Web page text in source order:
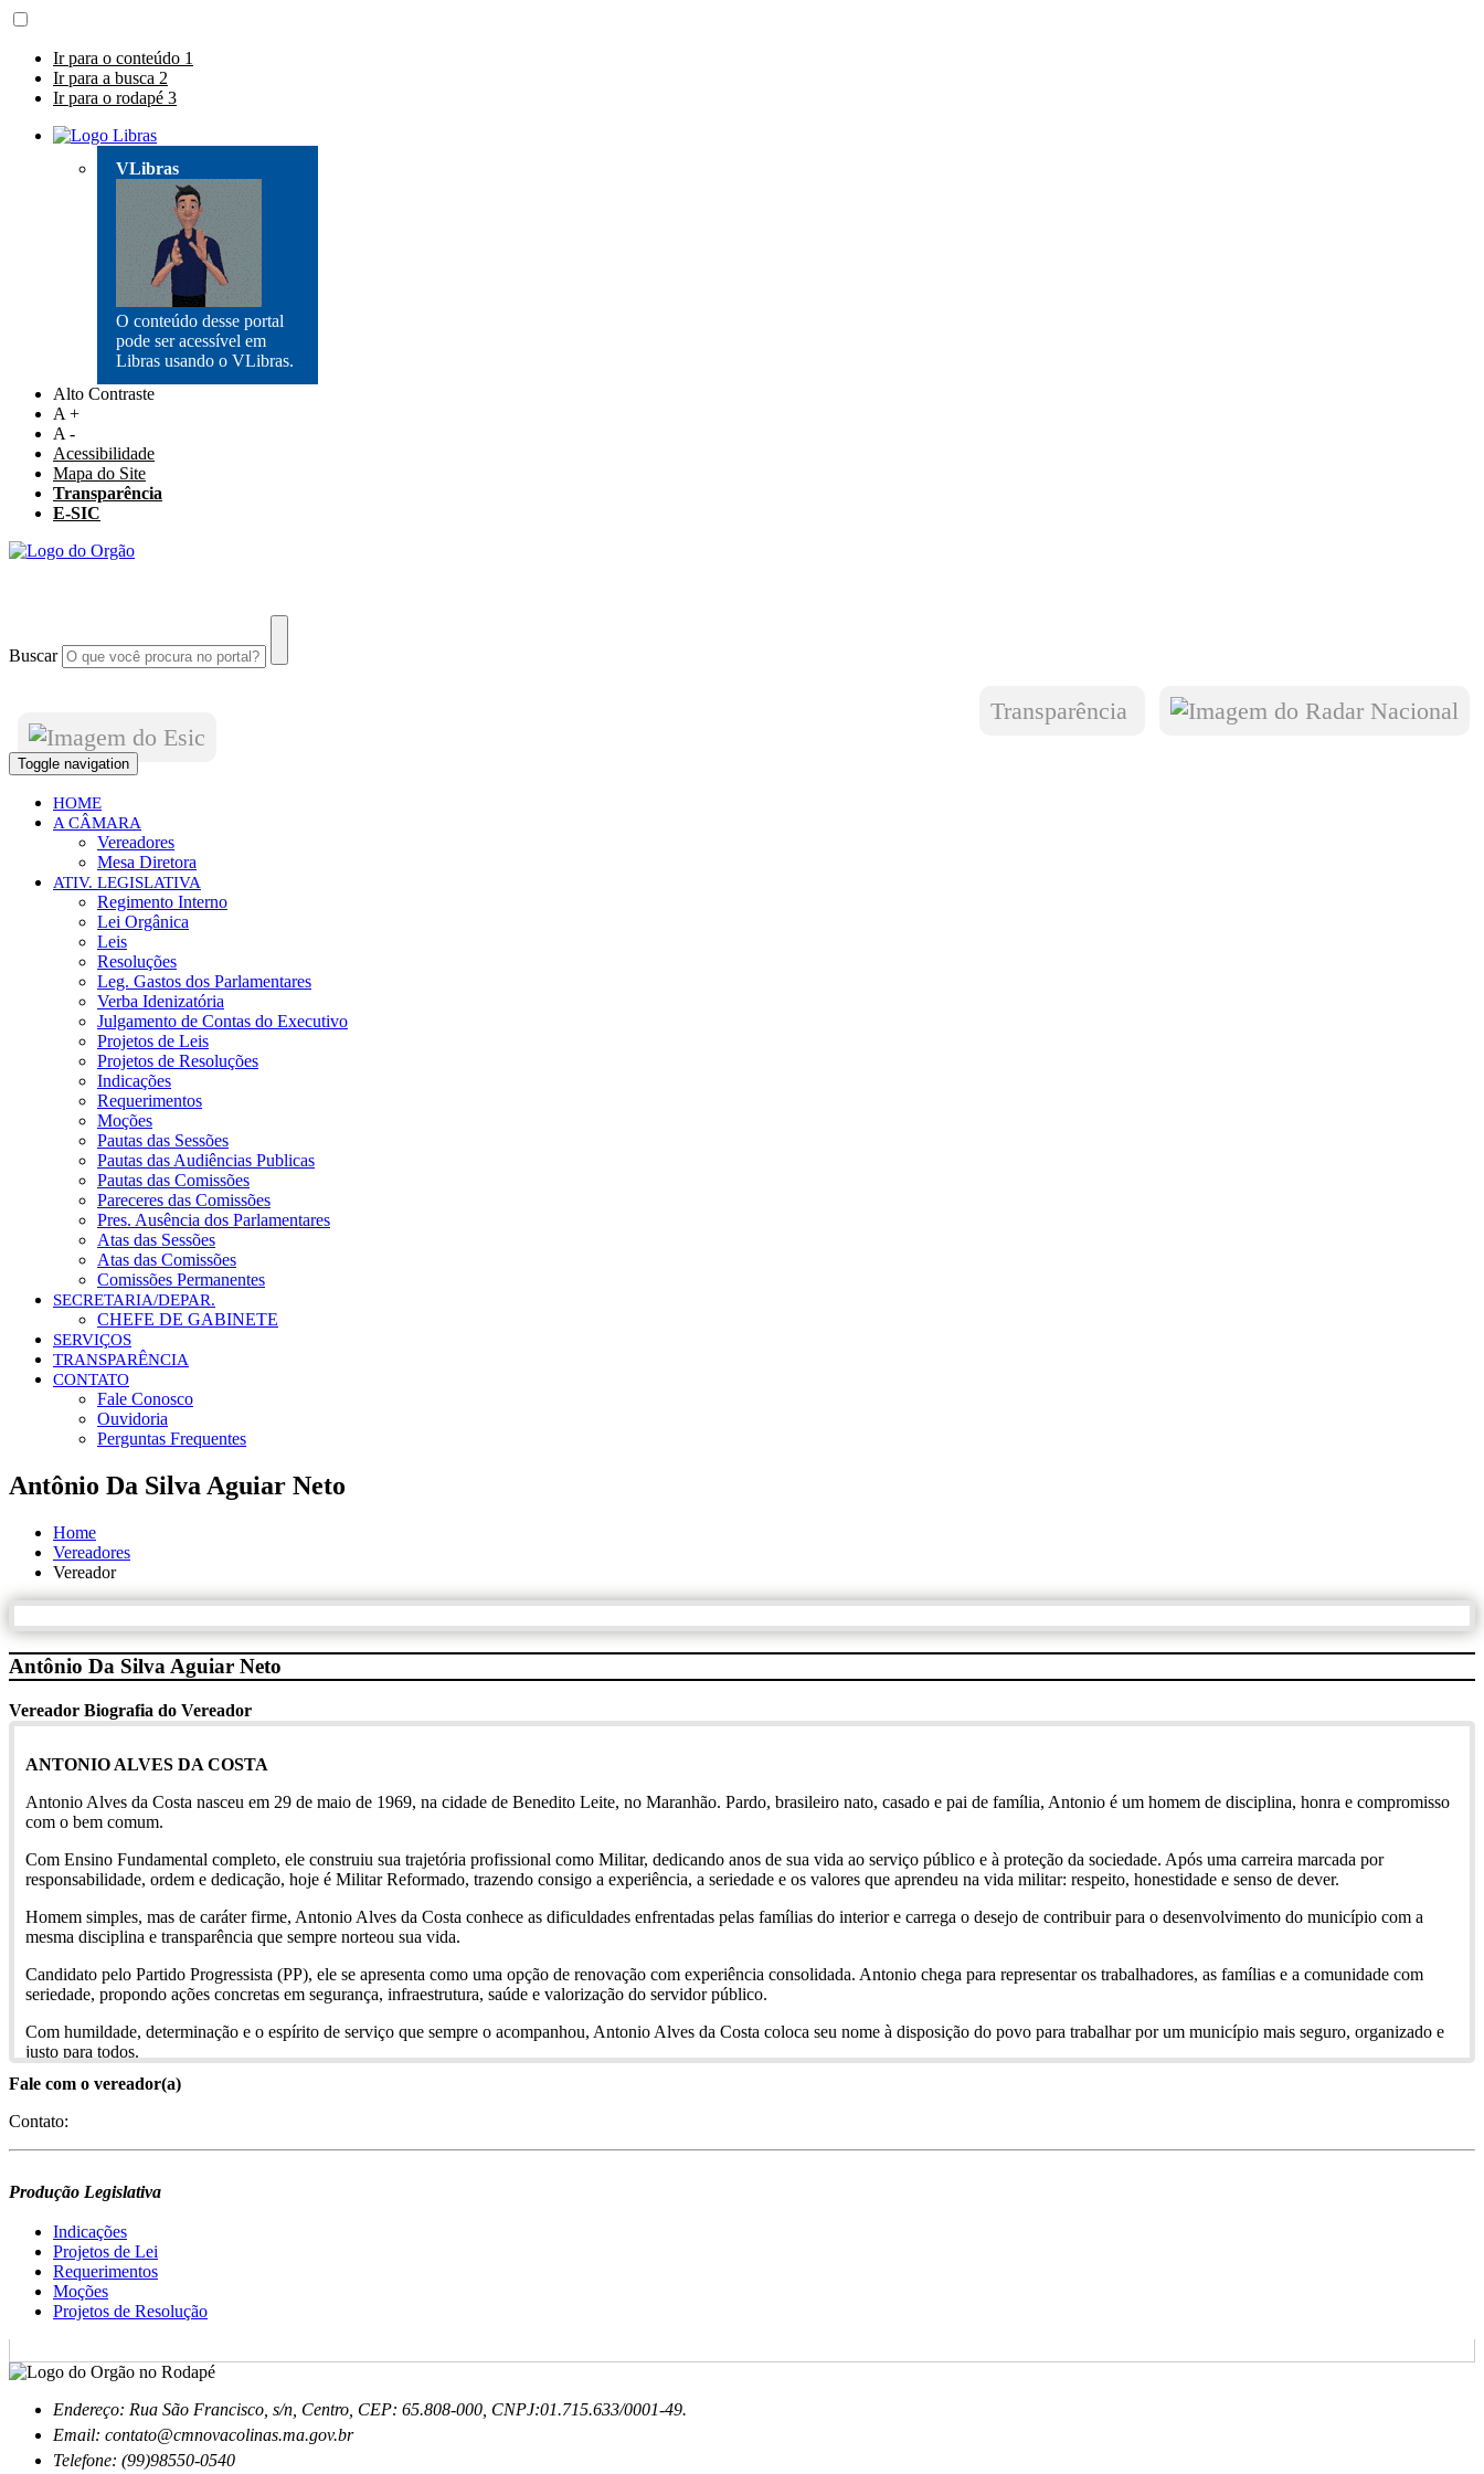
Ir para o conteúdo 1
Ir para a busca 2
Ir para o rodapé 3
VLibras
O conteúdo desse portal
pode ser acessível em
Libras usando o VLibras.
Alto Contraste
A +
A -
Acessibilidade
Mapa do Site
Transparência
E-SIC
Buscar
Transparência
Toggle navigation
HOME
A CÂMARA
Vereadores
Mesa Diretora
ATIV. LEGISLATIVA
Regimento Interno
Lei Orgânica
Leis
Resoluções
Leg. Gastos dos Parlamentares
Verba Idenizatória
Julgamento de Contas do Executivo
Projetos de Leis
Projetos de Resoluções
Indicações
Requerimentos
Moções
Pautas das Sessões
Pautas das Audiências Publicas
Pautas das Comissões
Pareceres das Comissões
Pres. Ausência dos Parlamentares
Atas das Sessões
Atas das Comissões
Comissões Permanentes
SECRETARIA/DEPAR.
CHEFE DE GABINETE
SERVIÇOS
TRANSPARÊNCIA
CONTATO
Fale Conosco
Ouvidoria
Perguntas Frequentes
Antônio Da Silva Aguiar Neto
Home
Vereadores
Vereador
Antônio Da Silva Aguiar Neto
Vereador Biografia do Vereador
ANTONIO ALVES DA COSTA
Antonio Alves da Costa nasceu em 29 de maio de 1969, na cidade de Benedito Leite, no Maranhão. Pardo, brasileiro nato, casado e pai de família, Antonio é um homem de disciplina, honra e compromisso
com o bem comum.
Com Ensino Fundamental completo, ele construiu sua trajetória profissional como Militar, dedicando anos de sua vida ao serviço público e à proteção da sociedade. Após uma carreira marcada por
responsabilidade, ordem e dedicação, hoje é Militar Reformado, trazendo consigo a experiência, a seriedade e os valores que aprendeu na vida militar: respeito, honestidade e senso de dever.
Homem simples, mas de caráter firme, Antonio Alves da Costa conhece as dificuldades enfrentadas pelas famílias do interior e carrega o desejo de contribuir para o desenvolvimento do município com a
mesma disciplina e transparência que sempre norteou sua vida.
Candidato pelo Partido Progressista (PP), ele se apresenta como uma opção de renovação com experiência consolidada. Antonio chega para representar os trabalhadores, as famílias e a comunidade com
seriedade, propondo ações concretas em segurança, infraestrutura, saúde e valorização do servidor público.
Com humildade, determinação e o espírito de serviço que sempre o acompanhou, Antonio Alves da Costa coloca seu nome à disposição do povo para trabalhar por um município mais seguro, organizado e
justo para todos.
Fale com o vereador(a)
Contato:
Produção Legislativa
Indicações
Projetos de Lei
Requerimentos
Moções
Projetos de Resolução
Endereço: Rua São Francisco, s/n, Centro, CEP: 65.808-000, CNPJ:01.715.633/0001-49.
Email: contato@cmnovacolinas.ma.gov.br
Telefone: (99)98550-0540